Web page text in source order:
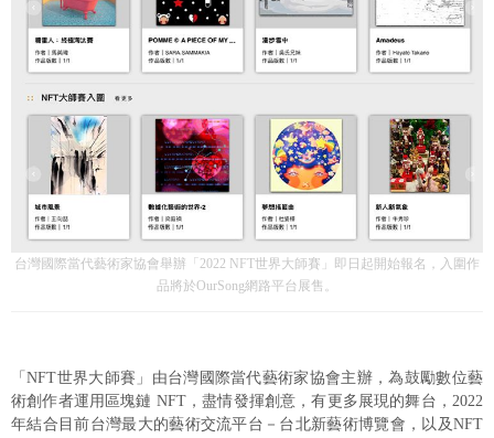
台灣國際當代藝術家協會舉辦「2022 NFT世界大師賽」即日起開始報名，入圍作
品將於OurSong網路平台展售。
「NFT世界大師賽」由台灣國際當代藝術家協會主辦，為鼓勵數位藝
術創作者運用區塊鏈 NFT，盡情發揮創意，有更多展現的舞台，2022
年結合目前台灣最大的藝術交流平台－台北新藝術博覽會，以及NFT